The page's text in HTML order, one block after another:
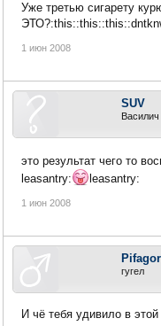
Уже третью сигарету
1 июн 2008
SUV
Василич
это результат чего то
leasantry:
leasantry:
1 июн 2008
Pifagor
гугел
И чё тебя удивило в